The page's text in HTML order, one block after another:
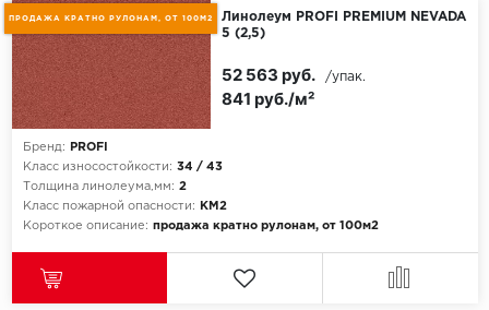
ПРОДАЖА КРАТНО РУЛОНАМ, ОТ 100М2
Линолеум PROFI PREMIUM NEVADA
5 (2,5)
Бренд:
PROFI
Класс износостойкости: 34 / 43
Толщина линолеума,мм: 2
Класс пожарной опасности:
КМ2
Короткое описание: продажа кратно рулонам, от 100м2
841 руб./м²
52 563 руб. /упак.